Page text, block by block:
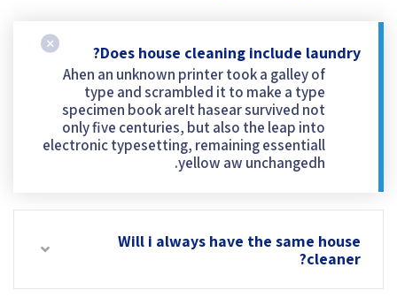
Does house cleaning include laundry?
Ahen an unknown printer took a galley of
type and scrambled it to make a type
specimen book areIt hasear survived not
only five centuries, but also the leap into
electronic typesetting, remaining essentiall
yellow aw unchangedh.
Will i always have the same house
cleaner?